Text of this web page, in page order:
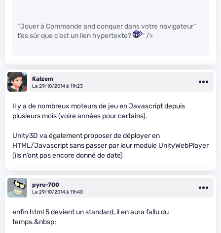
“Jouer à Commande and conquer dans votre navigateur”
t’es sûr que c’est un lien hypertexte?
" />
Kalzem
Le 29/10/2014 à 11h23
Il y a de nombreux moteurs de jeu en Javascript depuis
plusieurs mois (voire années pour certains).
Unity3D va également proposer de déployer en
HTML/Javascript sans passer par leur module UnityWebPlayer
(ils n’ont pas encore donné de date)
pyro-700
Le 29/10/2014 à 11h40
enfin html 5 devient un standard, il en aura fallu du
temps.&nbsp;